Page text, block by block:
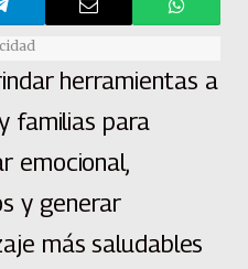
herramientas a
familias para
emocional,
y generar
más saludables